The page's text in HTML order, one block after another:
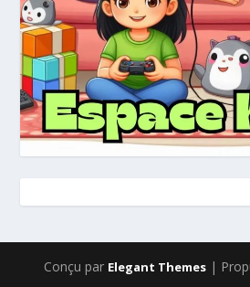
Conçu par Elegant Themes|